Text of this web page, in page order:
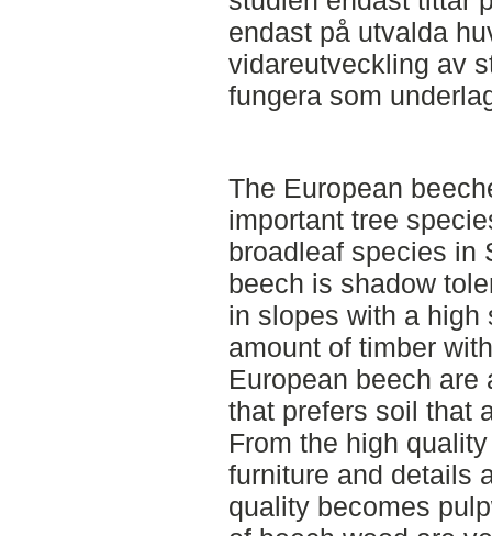
endast på utvalda
vidareutveckling av
fungera som
The European
important tree
broadleaf species in
beech is shadow
in slopes with a high
amount of timber
European beech
that prefers soil that
From the high
furniture and details
quality becomes